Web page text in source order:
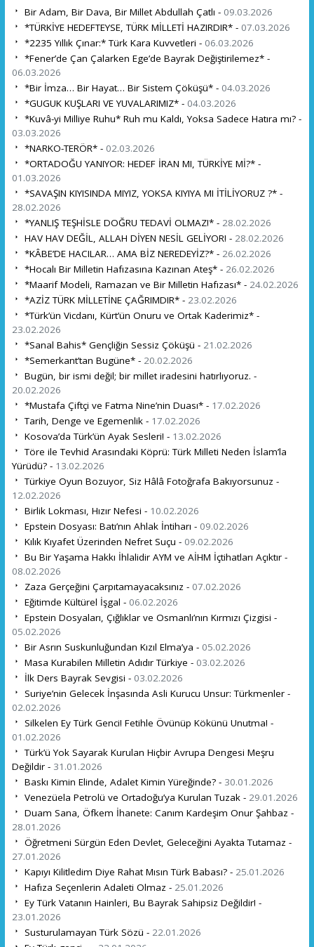
Bir Adam, Bir Dava, Bir Millet Abdullah Çatlı - 09.03.2026
*TÜRKİYE HEDEFTEYSE, TÜRK MİLLETİ HAZIRDIR* - 07.03.2026
*2235 Yıllık Çınar:* Türk Kara Kuvvetleri - 06.03.2026
*Fener’de Çan Çalarken Ege’de Bayrak Değiştirilemez* -
06.03.2026
*Bir İmza… Bir Hayat… Bir Sistem Çöküşü* - 04.03.2026
*GUGUK KUŞLARI VE YUVALARIMIZ* - 04.03.2026
*Kuvâ-yi Milliye Ruhu* Ruh mu Kaldı, Yoksa Sadece Hatıra mı? -
03.03.2026
*NARKO-TERÖR* - 02.03.2026
*ORTADOĞU YANIYOR: HEDEF İRAN MI, TÜRKİYE Mİ?* -
01.03.2026
*SAVAŞIN KIYISINDA MIYIZ, YOKSA KIYIYA MI İTİLİYORUZ ?* -
28.02.2026
*YANLIŞ TEŞHİSLE DOĞRU TEDAVİ OLMAZ!* - 28.02.2026
HAV HAV DEĞİL, ALLAH DİYEN NESİL GELİYOR! - 28.02.2026
*KÂBE’DE HACILAR… AMA BİZ NEREDEYİZ?* - 26.02.2026
*Hocalı Bir Milletin Hafızasına Kazınan Ateş* - 26.02.2026
*Maarif Modeli, Ramazan ve Bir Milletin Hafızası* - 24.02.2026
*AZİZ TÜRK MİLLETİNE ÇAĞRIMDIR* - 23.02.2026
*Türk’ün Vicdanı, Kürt’ün Onuru ve Ortak Kaderimiz* -
23.02.2026
*Sanal Bahis* Gençliğin Sessiz Çöküşü - 21.02.2026
*Semerkant’tan Bugüne* - 20.02.2026
Bugün, bir ismi değil; bir millet iradesini hatırlıyoruz. -
20.02.2026
*Mustafa Çiftçi ve Fatma Nine’nin Duası* - 17.02.2026
Tarih, Denge ve Egemenlik - 17.02.2026
Kosova’da Türk’ün Ayak Sesleri! - 13.02.2026
Töre ile Tevhid Arasındaki Köprü: Türk Milleti Neden İslam’la
Yürüdü? - 13.02.2026
Türkiye Oyun Bozuyor, Siz Hâlâ Fotoğrafa Bakıyorsunuz -
12.02.2026
Birlik Lokması, Hızır Nefesi - 10.02.2026
Epstein Dosyası: Batı’nın Ahlak İntiharı - 09.02.2026
Kılık Kıyafet Üzerinden Nefret Suçu - 09.02.2026
Bu Bir Yaşama Hakkı İhlalidir AYM ve AİHM İçtihatları Açıktır -
08.02.2026
Zaza Gerçeğini Çarpıtamayacaksınız - 07.02.2026
Eğitimde Kültürel İşgal - 06.02.2026
Epstein Dosyaları, Çığlıklar ve Osmanlı’nın Kırmızı Çizgisi -
05.02.2026
Bir Asrın Suskunluğundan Kızıl Elma’ya - 05.02.2026
Masa Kurabilen Milletin Adıdır Türkiye - 03.02.2026
İlk Ders Bayrak Sevgisi - 03.02.2026
Suriye’nin Gelecek İnşasında Asli Kurucu Unsur: Türkmenler -
02.02.2026
Silkelen Ey Türk Genci! Fetihle Övünüp Kökünü Unutma! -
01.02.2026
Türk’ü Yok Sayarak Kurulan Hiçbir Avrupa Dengesi Meşru
Değildir - 31.01.2026
Baskı Kimin Elinde, Adalet Kimin Yüreğinde? - 30.01.2026
Venezüela Petrolü ve Ortadoğu’ya Kurulan Tuzak - 29.01.2026
Duam Sana, Öfkem İhanete: Canım Kardeşim Onur Şahbaz -
28.01.2026
Öğretmeni Sürgün Eden Devlet, Geleceğini Ayakta Tutamaz -
27.01.2026
Kapıyı Kilitledim Diye Rahat Mısın Türk Babası? - 25.01.2026
Hafıza Seçenlerin Adaleti Olmaz - 25.01.2026
Ey Türk Vatanın Hainleri, Bu Bayrak Sahipsiz Değildir! -
23.01.2026
Susturulamayan Türk Sözü - 22.01.2026